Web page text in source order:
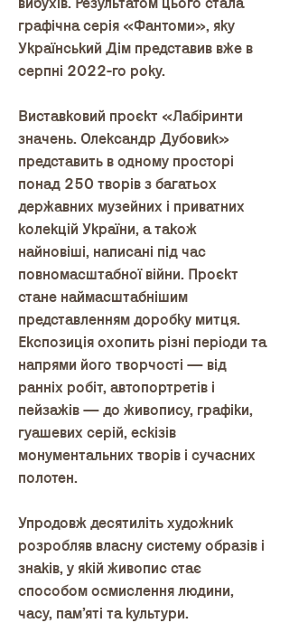
вибухів. Результатом цього стала
графічна серія «Фантоми», яку
Український Дім представив вже в
серпні 2022-го року.
Виставковий проєкт «Лабіринти
значень. Олександр Дубовик»
представить в одному просторі
понад 250 творів з багатьох
державних музейних і приватних
колекцій України, а також
найновіші, написані під час
повномасштабної війни. Проєкт
стане наймасштабнішим
представленням доробку митця.
Експозиція охопить різні періоди та
напрями його творчості — від
ранніх робіт, автопортретів і
пейзажів — до живопису, графіки,
гуашевих серій, ескізів
монументальних творів і сучасних
полотен.
Упродовж десятиліть художник
розробляв власну систему образів і
знаків, у якій живопис стає
способом осмислення людини,
часу, пам’яті та культури.